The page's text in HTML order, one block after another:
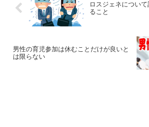
ロスジェネについ
ること
男性の育児参加は休むことだけが良いと
は限らない